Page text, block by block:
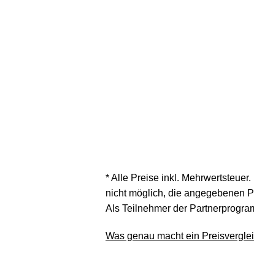
* Alle Preise inkl.
nicht möglich, die angegebenen
Als Teilnehmer der
Was genau macht ein